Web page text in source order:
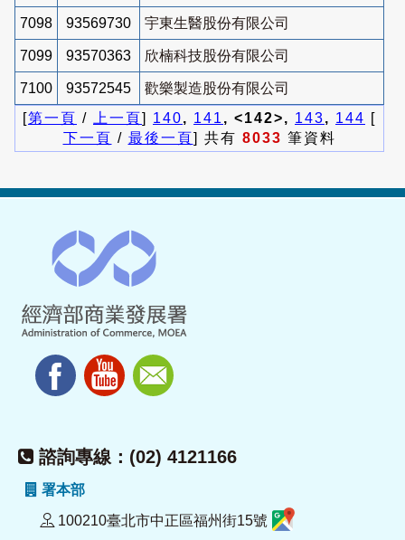
7098 93569730 宇東生醫股份有限公司
7099 93570363 欣楠科技股份有限公司
7100 93572545
歡樂製造股份有限公司
[第一頁 / 上一頁] 140, 141 , <142>, 143, 144 [
下一頁 / 最後一頁] 共有 8033 筆資料
諮詢專線：(02) 4121166
署本部
100210臺北市中正區福州街15號